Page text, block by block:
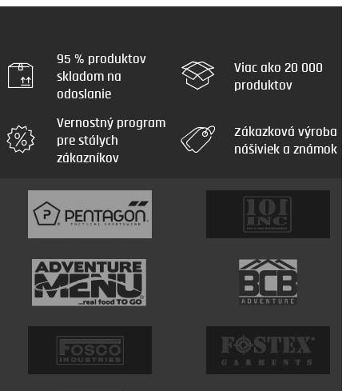
95 % produktov
skladom na
odoslanie
Viac ako 20 000
produktov
Vernostný program
pre stálych
zákazníkov
Zákazková výroba
nášiviek a známok